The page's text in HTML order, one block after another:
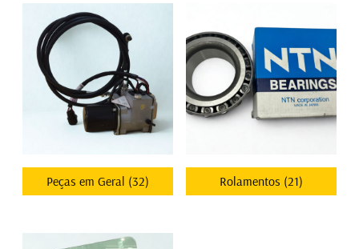
Peças em Geral (32) Rolamentos (21)